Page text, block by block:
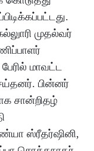
முதல்வர்
மாவட்ட
பின்னர்
சான்றிதழ்
ஸ்ரீதர்ஷினி,